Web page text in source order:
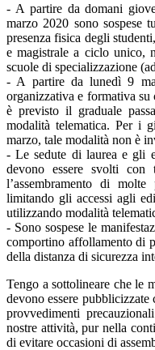
- A partire da domani
marzo 2020 sono sospese
presenza fisica degli
e magistrale a ciclo unico,
scuole di specializzazione
- A partire da lunedì 9
organizzativa e formativa su
è previsto il graduale
modalità telematica. Per i
marzo, tale modalità non è
- Le sedute di laurea e gli
devono essere svolti
l’assembramento di
limitando gli accessi agli
utilizzando modalità
- Sono sospese le
comportino affollamento di
della distanza di sicurezza
Tengo a sottolineare che le
devono essere
provvedimenti
nostre attività, pur nella
di evitare occasioni di